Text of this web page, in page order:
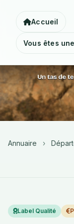
Accueil
Vous êtes
Annuaire ›
Label Qualité